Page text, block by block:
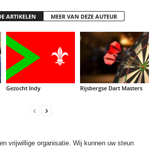
ARTIKELEN MEER VAN DEZE AUTEUR
Gezocht Indy Rijsbergse Dart Masters
vrijwillige organisatie. Wij kunnen uw steun